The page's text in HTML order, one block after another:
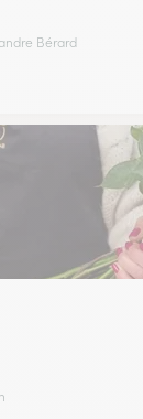
Bérard